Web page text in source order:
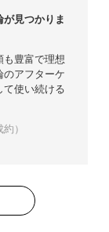
見つかりま
も豊富で理想
のアフターケ
て使い続ける
）